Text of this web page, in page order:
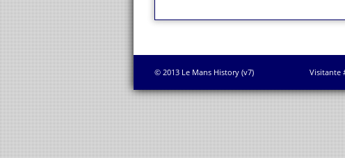
© 2013 Le Mans History (v7) Visitante